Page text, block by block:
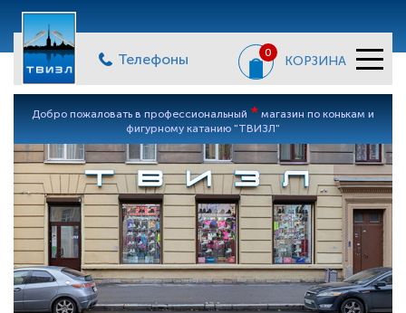
Телефоны 0
КОРЗИНА
Добро пожаловать в профессиональный * магазин по конькам и
фигурному катанию "ТВИЗЛ"